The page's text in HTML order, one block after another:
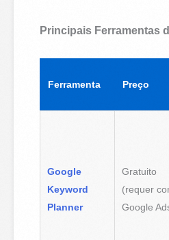
Principais Ferramentas
Ferramenta Preço
Google
Keyword
Planner
Gratuito
(requer
Google